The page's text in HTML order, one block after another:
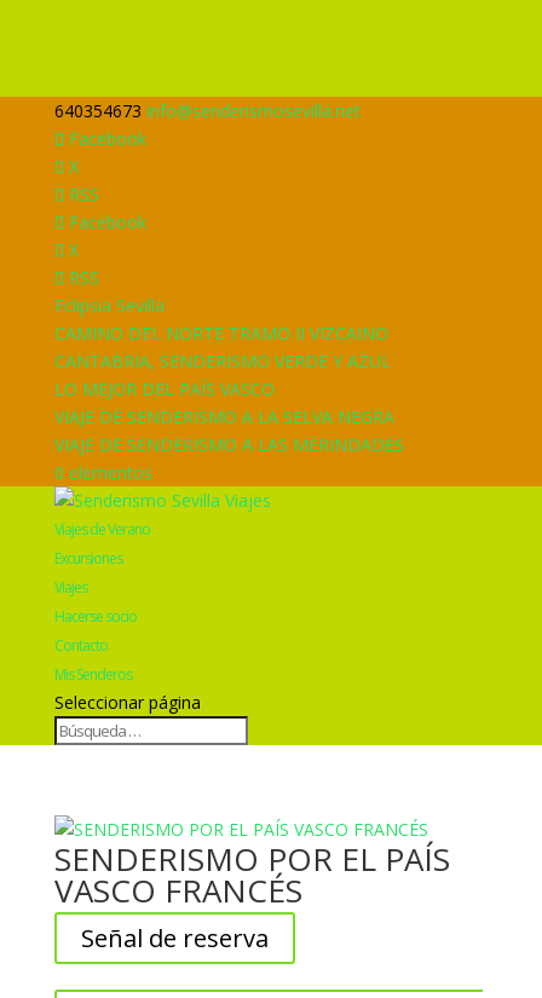
640354673 info@senderismosevilla.net
Facebook
X
RSS
Facebook
X
RSS
Eclipsia Sevilla
CAMINO DEL NORTE TRAMO II VIZCAINO
CANTABRIA, SENDERISMO VERDE Y AZUL
LO MEJOR DEL PAÍS VASCO
VIAJE DE SENDERISMO A LA SELVA NEGRA
VIAJE DE SENDERISMO A LAS MERINDADES
0 elementos
Viajes de Verano
Excursiones
Viajes
Hacerse socio
Contacto
Mis Senderos
Seleccionar página
SENDERISMO POR EL PAÍS
VASCO FRANCÉS
Señal de reserva